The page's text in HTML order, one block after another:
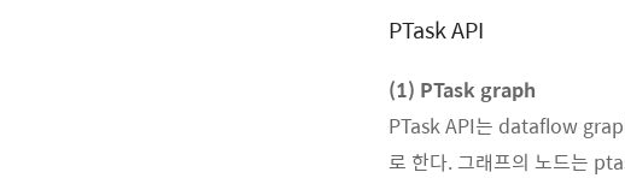
PTask API
(1) PTask graph
PTask API는 dataflow
로 한다. 그래프의 노드는